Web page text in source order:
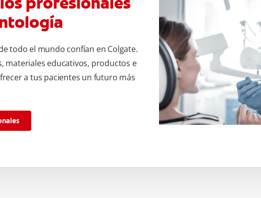
todo el mundo confían en Colgate.
materiales educativos, productos e
a tus pacientes un futuro más